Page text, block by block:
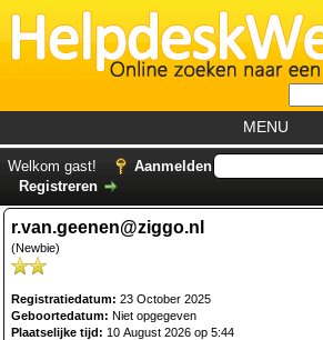
MENU
GemistDownloader
Welkom gast!
Aanmelden
Registreren
r.van.geenen@ziggo.nl
(Newbie)
Registratiedatum: 23 October 2025
Geboortedatum: Niet opgegeven
Plaatselijke tijd: 10 August 2026 op 5:44